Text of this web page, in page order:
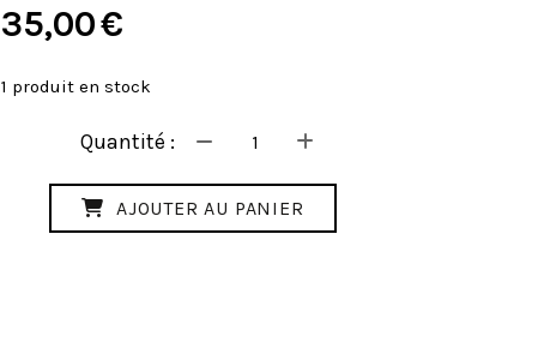
35,00€
1 produit en stock
Quantité :
AJOUTER AU PANIER